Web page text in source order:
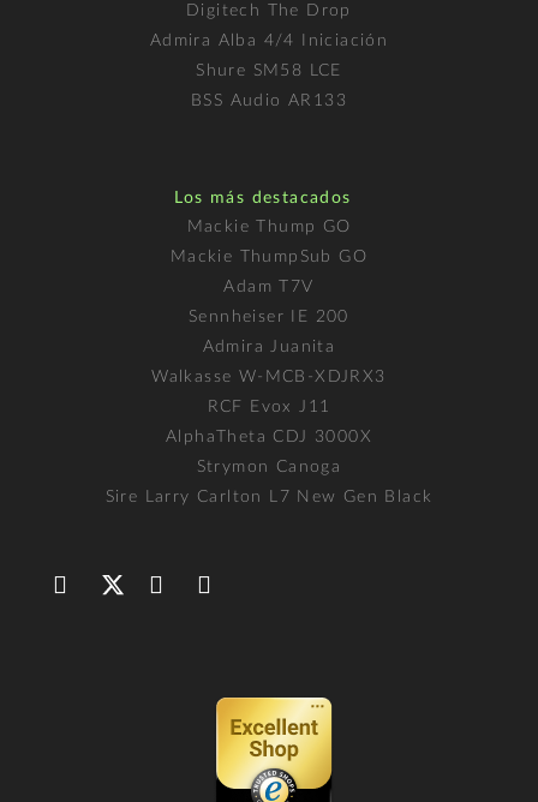
Digitech The Drop
Admira Alba 4/4 Iniciación
Shure SM58 LCE
BSS Audio AR133
Los más destacados
Mackie Thump GO
Mackie ThumpSub GO
Adam T7V
Sennheiser IE 200
Admira Juanita
Walkasse W-MCB-XDJRX3
RCF Evox J11
AlphaTheta CDJ 3000X
Strymon Canoga
Sire Larry Carlton L7 New Gen Black